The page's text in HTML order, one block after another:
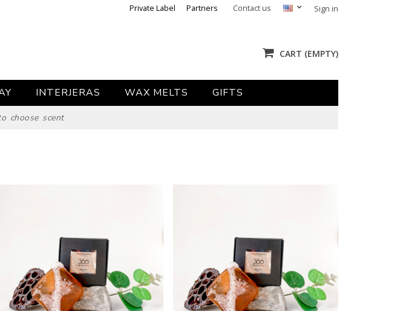
Sign in
Contact us
Partners
Private Label
CART (EMPTY)
INTERJERAS WAX MELTS GIFTS
choose scent